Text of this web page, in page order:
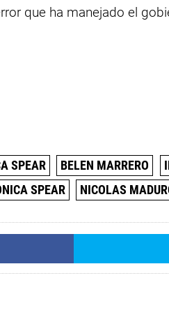
que ha manejado el
SPEAR BELEN MARRERO
SPEAR NICOLAS